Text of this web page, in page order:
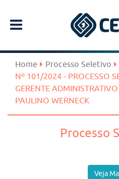
Home Processo Seletivo
Nº 101/2024 - PROCESSO
GERENTE
PAULINO WERNECK
Processo
Veja